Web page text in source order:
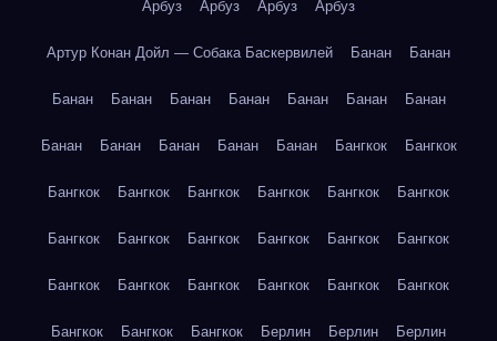
Арбуз Арбуз Арбуз Арбуз
Артур Конан Дойл — Собака Баскервилей Банан Банан
Банан Банан Банан Банан Банан Банан Банан
Банан Банан Банан Банан Банан Бангкок Бангкок
Бангкок Бангкок Бангкок Бангкок Бангкок Бангкок
Бангкок Бангкок Бангкок Бангкок Бангкок Бангкок
Бангкок Бангкок Бангкок Бангкок Бангкок Бангкок
Бангкок Бангкок Бангкок Берлин Берлин Берлин